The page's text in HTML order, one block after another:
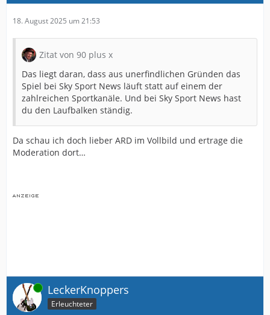
18. August 2025 um 21:53
Zitat von 90 plus x
Das liegt daran, dass aus unerfindlichen Gründen das
Spiel bei Sky Sport News läuft statt auf einem der
zahlreichen Sportkanäle. Und bei Sky Sport News hast
du den Laufbalken ständig.
Da schau ich doch lieber ARD im Vollbild und ertrage die
Moderation dort…
Online LeckerKnoppers
Erleuchteter